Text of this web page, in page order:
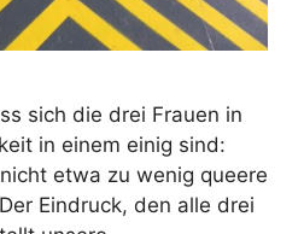
sich die drei Frauen in
in einem einig sind:
etwa zu wenig queere
Eindruck, den alle drei